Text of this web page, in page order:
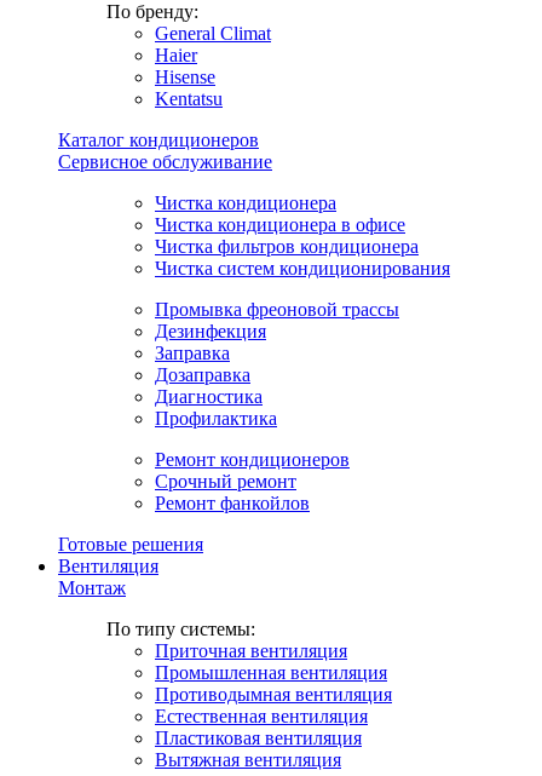
По бренду:
General Climat
Haier
Hisense
Kentatsu
Каталог кондиционеров
Сервисное обслуживание
Чистка кондиционера
Чистка кондиционера в офисе
Чистка фильтров кондиционера
Чистка систем кондиционирования
Промывка фреоновой трассы
Дезинфекция
Заправка
Дозаправка
Диагностика
Профилактика
Ремонт кондиционеров
Срочный ремонт
Ремонт фанкойлов
Готовые решения
Вентиляция
Монтаж
По типу системы:
Приточная вентиляция
Промышленная вентиляция
Противодымная вентиляция
Естественная вентиляция
Пластиковая вентиляция
Вытяжная вентиляция